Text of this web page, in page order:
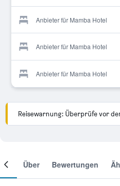
Anbieter für Mamba Hotel
Anbieter für Mamba Hotel
Anbieter für Mamba Hotel
Reisewarnung: Überprüfe vor
Über Bewertungen